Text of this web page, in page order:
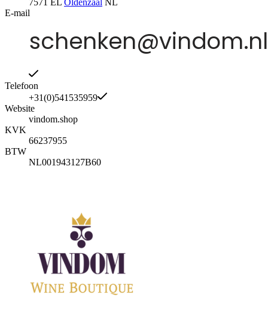
7571 EL Oldenzaal NL
E-mail
Telefoon
+31(0)541535959
Website
vindom.shop
KVK
66237955
BTW
NL001943127B60